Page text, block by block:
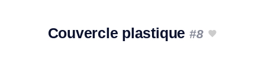
Couvercle plastique #8